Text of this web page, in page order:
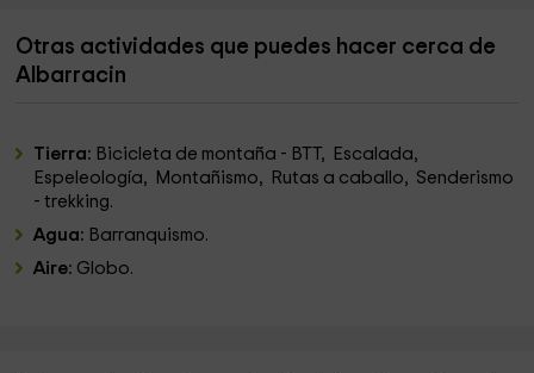
Otras actividades que puedes hacer cerca de
Albarracin
Tierra: Bicicleta de montaña - BTT, Escalada,
Espeleología, Montañismo, Rutas a caballo, Senderismo
- trekking.
Agua: Barranquismo.
Aire: Globo.